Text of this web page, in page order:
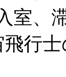
室、
飛行